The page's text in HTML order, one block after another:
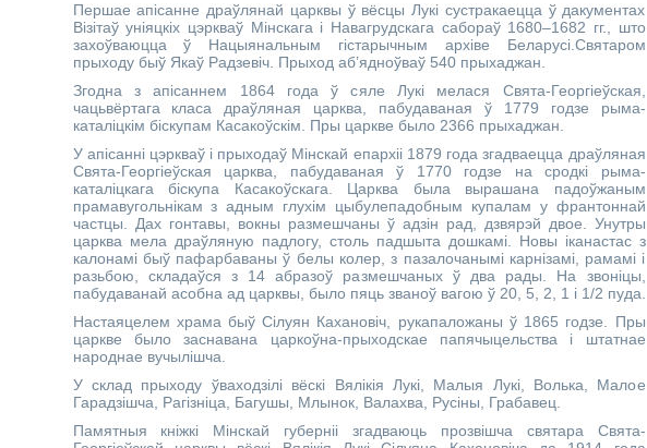
Першае апісанне драўлянай царквы ў вёсцы Лукі сустракаецца ў дакументах
Візітаў уніяцкіх цэркваў Мінскага і Навагрудскага сабораў 1680–1682 гг., што
захоўваюцца ў Нацыянальным гістарычным архіве Беларусі.Святаром
прыходу быў Якаў Радзевіч. Прыход аб’ядноўваў 540 прыхаджан.
Згодна з апісаннем 1864 года ў сяле Лукі мелася Свята-Георгіеўская,
чацьвёртага класа драўляная царква, пабудаваная ў 1779 годзе рыма-
каталіцкім біскупам Касакоўскім. Пры царкве было 2366 прыхаджан.
У апісанні цэркваў і прыходаў Мінскай епархіі 1879 года згадваецца драўляная
Свята-Георгіеўская царква, пабудаваная ў 1770 годзе на сродкі рыма-
каталіцкага біскупа Касакоўскага. Царква была вырашана падоўжаным
прамавугольнікам з адным глухім цыбулепадобным купалам у франтоннай
частцы. Дах гонтавы, вокны размешчаны ў адзін рад, дзвярэй двое. Унутры
царква мела драўляную падлогу, столь падшыта дошкамі. Новы іканастас з
калонамі быў пафарбаваны ў белы колер, з пазалочанымі карнізамі, рамамі і
разьбою, складаўся з 14 абразоў размешчаных ў два рады. На звоніцы,
пабудаванай асобна ад царквы, было пяць званоў вагою ў 20, 5, 2, 1 і 1/2 пуда.
Настаяцелем храма быў Сілуян Кахановіч, рукапаложаны ў 1865 годзе. Пры
царкве было заснавана царкоўна-прыходскае папячыцельства і штатнае
народнае вучылішча.
У склад прыходу ўваходзілі вёскі Вялікія Лукі, Малыя Лукі, Волька, Малое
Гарадзішча, Рагізніца, Багушы, Млынок, Валахва, Русіны, Грабавец.
Памятныя кніжкі Мінскай губерніі згадваюць прозвішча святара Свята-